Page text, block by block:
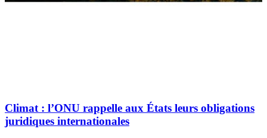
Climat : l’ONU rappelle aux États leurs obligations
juridiques internationales